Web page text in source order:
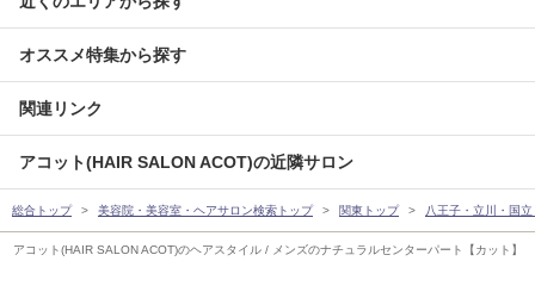
アコット(HAIR SALON ACOT)のヘアスタイル / メンズのナチュラルセンターパート【カット】
オススメ特集から探す
関連リンク
アコット(HAIR SALON ACOT)の近隣サロン
総合トップ 美容院・美容室・ヘアサロン検索トップ 関東トップ 八王子・立川・国